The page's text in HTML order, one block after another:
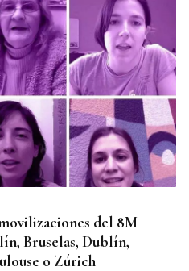
del 8M
Bruselas, Dublín,
o Zúrich